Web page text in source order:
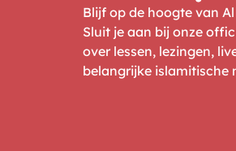
Blijf op de hoogte van Al
Sluit je aan bij onze
over lessen, lezingen,
belangrijke islamitische